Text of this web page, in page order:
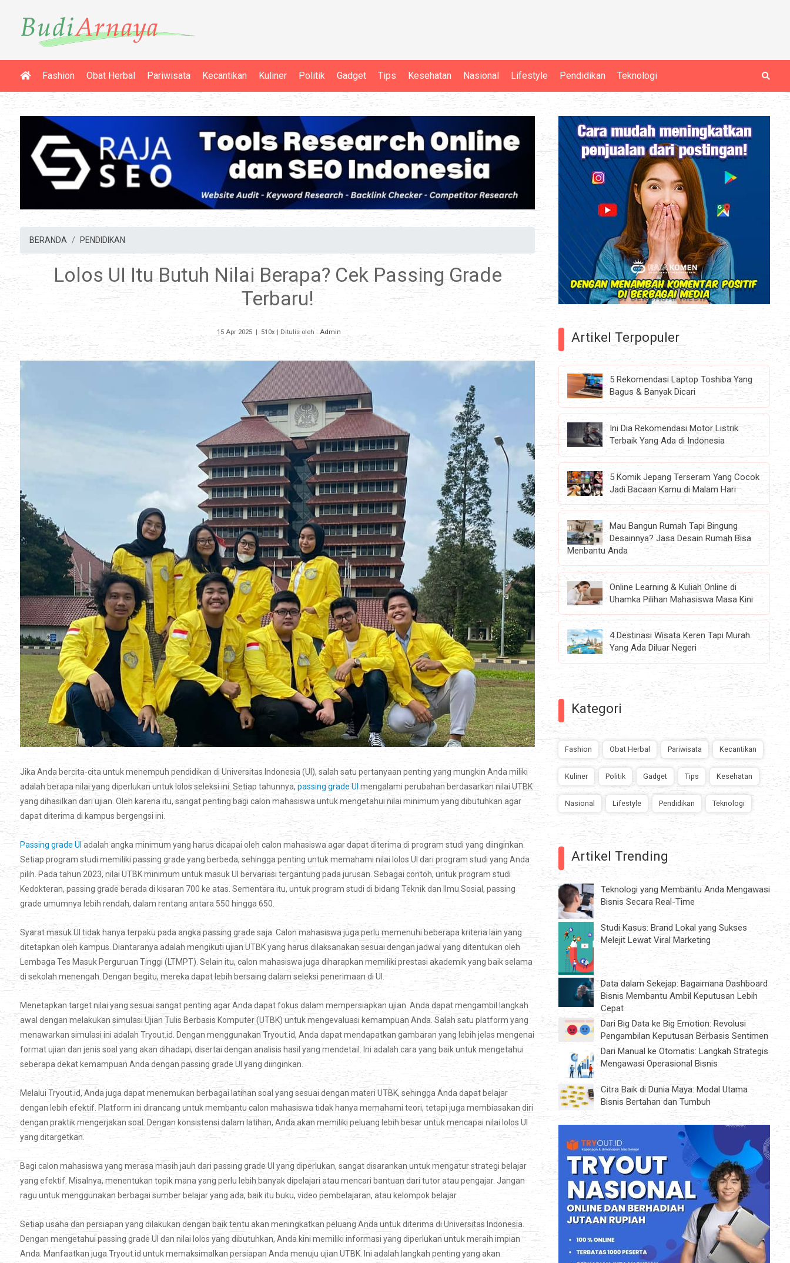
Fashion Obat Herbal Pariwisata Kecantikan Kuliner Politik Gadget Tips Kesehatan Nasional Lifestyle Pendidikan Teknologi
BERANDA PENDIDIKAN
Lolos UI Itu Butuh Nilai Berapa? Cek Passing Grade
Terbaru!
15 Apr 2025 510x | Ditulis oleh : Admin
Jika Anda bercita-cita untuk menempuh pendidikan di Universitas Indonesia (UI), salah satu pertanyaan penting yang mungkin Anda miliki
adalah berapa nilai yang diperlukan untuk lolos seleksi ini. Setiap tahunnya, passing grade UI mengalami perubahan berdasarkan nilai UTBK
yang dihasilkan dari ujian. Oleh karena itu, sangat penting bagi calon mahasiswa untuk mengetahui nilai minimum yang dibutuhkan agar
dapat diterima di kampus bergengsi ini.
Passing grade UI adalah angka minimum yang harus dicapai oleh calon mahasiswa agar dapat diterima di program studi yang diinginkan.
Setiap program studi memiliki passing grade yang berbeda, sehingga penting untuk memahami nilai lolos UI dari program studi yang Anda
pilih. Pada tahun 2023, nilai UTBK minimum untuk masuk UI bervariasi tergantung pada jurusan. Sebagai contoh, untuk program studi
Kedokteran, passing grade berada di kisaran 700 ke atas. Sementara itu, untuk program studi di bidang Teknik dan Ilmu Sosial, passing
grade umumnya lebih rendah, dalam rentang antara 550 hingga 650.
Syarat masuk UI tidak hanya terpaku pada angka passing grade saja. Calon mahasiswa juga perlu memenuhi beberapa kriteria lain yang
ditetapkan oleh kampus. Diantaranya adalah mengikuti ujian UTBK yang harus dilaksanakan sesuai dengan jadwal yang ditentukan oleh
Lembaga Tes Masuk Perguruan Tinggi (LTMPT). Selain itu, calon mahasiswa juga diharapkan memiliki prestasi akademik yang baik selama
di sekolah menengah. Dengan begitu, mereka dapat lebih bersaing dalam seleksi penerimaan di UI.
Menetapkan target nilai yang sesuai sangat penting agar Anda dapat fokus dalam mempersiapkan ujian. Anda dapat mengambil langkah
awal dengan melakukan simulasi Ujian Tulis Berbasis Komputer (UTBK) untuk mengevaluasi kemampuan Anda. Salah satu platform yang
menawarkan simulasi ini adalah Tryout.id. Dengan menggunakan Tryout.id, Anda dapat mendapatkan gambaran yang lebih jelas mengenai
format ujian dan jenis soal yang akan dihadapi, disertai dengan analisis hasil yang mendetail. Ini adalah cara yang baik untuk mengetahui
seberapa dekat kemampuan Anda dengan passing grade UI yang diinginkan.
Melalui Tryout.id, Anda juga dapat menemukan berbagai latihan soal yang sesuai dengan materi UTBK, sehingga Anda dapat belajar
dengan lebih efektif. Platform ini dirancang untuk membantu calon mahasiswa tidak hanya memahami teori, tetapi juga membiasakan diri
dengan praktik mengerjakan soal. Dengan konsistensi dalam latihan, Anda akan memiliki peluang lebih besar untuk mencapai nilai lolos UI
yang ditargetkan.
Bagi calon mahasiswa yang merasa masih jauh dari passing grade UI yang diperlukan, sangat disarankan untuk mengatur strategi belajar
yang efektif. Misalnya, menentukan topik mana yang perlu lebih banyak dipelajari atau mencari bantuan dari tutor atau pengajar. Jangan
ragu untuk menggunakan berbagai sumber belajar yang ada, baik itu buku, video pembelajaran, atau kelompok belajar.
Setiap usaha dan persiapan yang dilakukan dengan baik tentu akan meningkatkan peluang Anda untuk diterima di Universitas Indonesia.
Dengan mengetahui passing grade UI dan nilai lolos yang dibutuhkan, Anda kini memiliki informasi yang diperlukan untuk meraih impian
Anda. Manfaatkan juga Tryout.id untuk memaksimalkan persiapan Anda menuju ujian UTBK. Ini adalah langkah penting yang akan
Artikel Terpopuler
5 Rekomendasi Laptop Toshiba Yang
Bagus & Banyak Dicari
Ini Dia Rekomendasi Motor Listrik
Terbaik Yang Ada di Indonesia
5 Komik Jepang Terseram Yang Cocok
Jadi Bacaan Kamu di Malam Hari
Mau Bangun Rumah Tapi Bingung
Desainnya? Jasa Desain Rumah Bisa
Menbantu Anda
Online Learning & Kuliah Online di
Uhamka Pilihan Mahasiswa Masa Kini
4 Destinasi Wisata Keren Tapi Murah
Yang Ada Diluar Negeri
Kategori
Fashion Obat Herbal Pariwisata Kecantikan
Kuliner Politik Gadget Tips Kesehatan
Nasional Lifestyle Pendidikan Teknologi
Artikel Trending
Teknologi yang Membantu Anda Mengawasi
Bisnis Secara Real-Time
Studi Kasus: Brand Lokal yang Sukses
Melejit Lewat Viral Marketing
Data dalam Sekejap: Bagaimana Dashboard
Bisnis Membantu Ambil Keputusan Lebih
Cepat
Dari Big Data ke Big Emotion: Revolusi
Pengambilan Keputusan Berbasis Sentimen
Dari Manual ke Otomatis: Langkah Strategis
Mengawasi Operasional Bisnis
Citra Baik di Dunia Maya: Modal Utama
Bisnis Bertahan dan Tumbuh